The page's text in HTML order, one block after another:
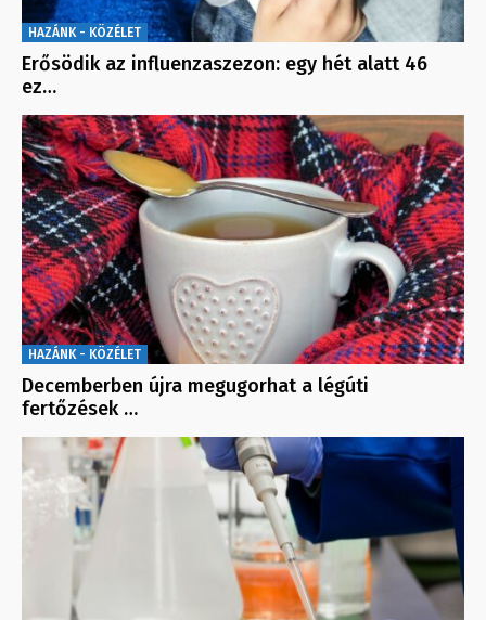
HAZÁNK - KÖZÉLET
Erősödik az influenzaszezon: egy hét alatt 46
ez…
HAZÁNK - KÖZÉLET
Decemberben újra megugorhat a légúti
fertőzések …